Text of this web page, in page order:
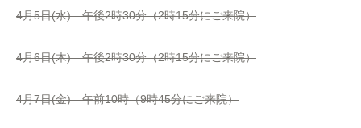
4月5日(水) 午後2時30分（2時15分にご来院）
4月6日(木) 午後2時30分（2時15分にご来院）
4月7日(金) 午前10時（9時45分にご来院）